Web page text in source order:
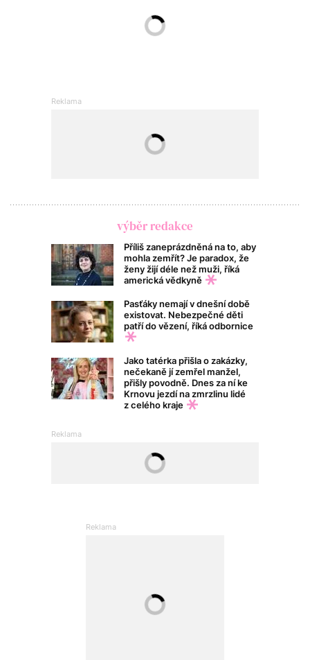
výběr redakce
Příliš zaneprázdněná na to, aby
mohla zemřít? Je paradox, že
ženy žijí déle než muži, říká
americká vědkyně
Pasťáky nemají v dnešní době
existovat. Nebezpečné děti
patří do vězení, říká odbornice
Jako tatérka přišla o zakázky,
nečekaně jí zemřel manžel,
přišly povodně. Dnes za ní ke
Krnovu jezdí na zmrzlinu lidé
z celého kraje